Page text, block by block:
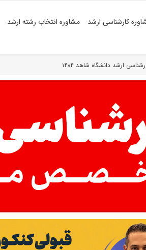
کارشناسی ارشد مشاوره انتخاب رشته ارشد
ارشد دانشگاه شاهد ۱۴۰۴